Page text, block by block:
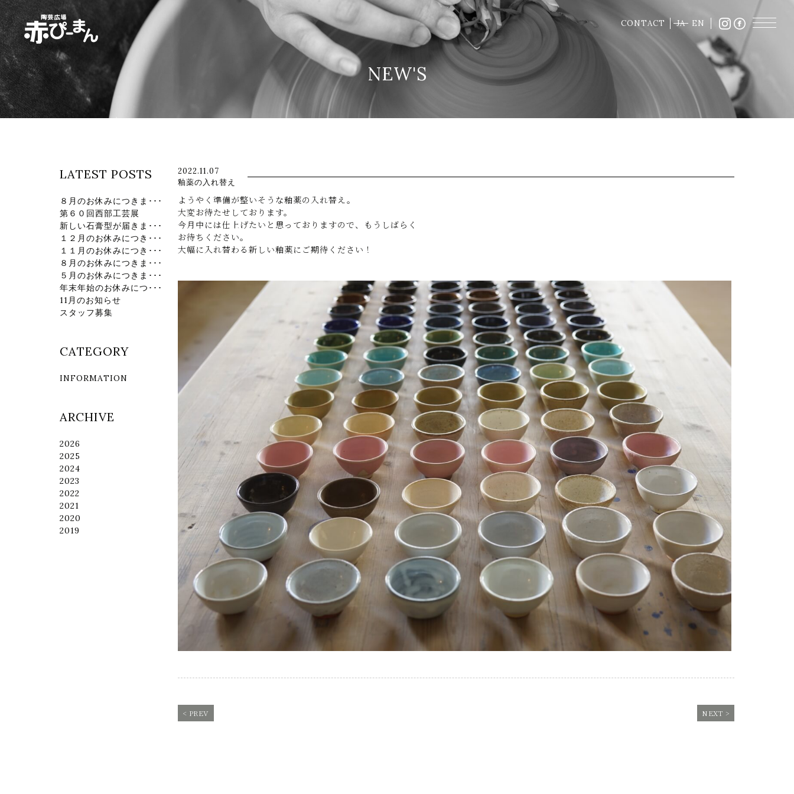
イベント・出張陶芸・体験陶芸は福岡市の陶芸教室赤ぴーまん CONTACT JA EN
NEW'S
2022.11.07
釉薬の入れ替え
ようやく準備が整いそうな釉薬の入れ替え。
大変お待たせしております。
今月中には仕上げたいと思っておりますので、もうしばらく
お待ちください。
大幅に入れ替わる新しい釉薬にご期待ください！
< PREV NEXT >
LATEST POSTS
８月のお休みにつきま･･･
第６０回西部工芸展
新しい石膏型が届きま･･･
１２月のお休みにつき･･･
１１月のお休みにつき･･･
８月のお休みにつきま･･･
５月のお休みにつきま･･･
年末年始のお休みにつ･･･
11月のお知らせ
スタッフ募集
CATEGORY
INFORMATION
ARCHIVE
2026
2025
2024
2023
2022
2021
2020
2019